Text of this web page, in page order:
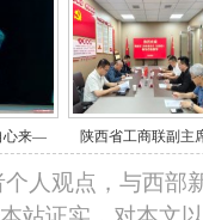
心来— 陕西省工商联副主
人观点，与西部